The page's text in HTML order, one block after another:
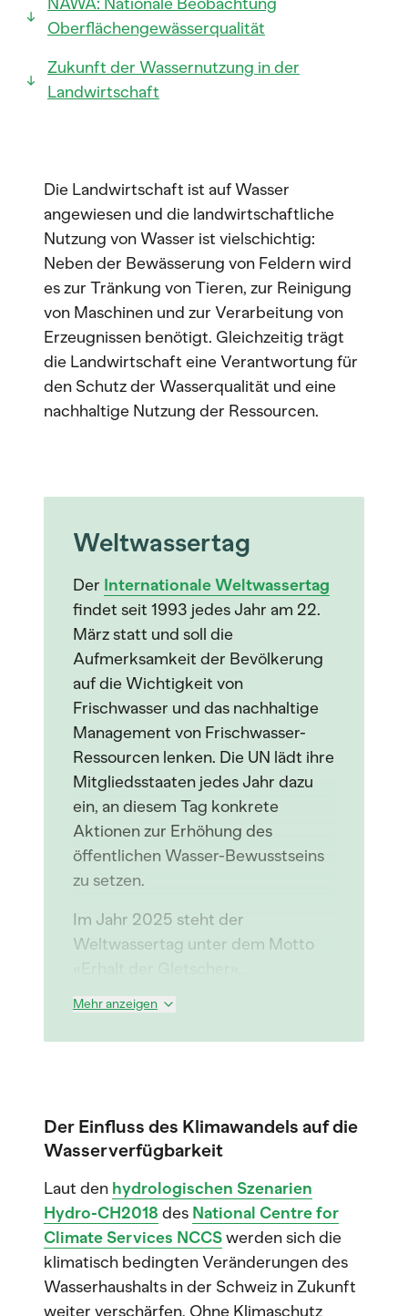
Oberflächengewässerqualität
Zukunft der Wassernutzung in der
Landwirtschaft
Die Landwirtschaft ist auf Wasser
angewiesen und die landwirtschaftliche
Nutzung von Wasser ist vielschichtig:
Neben der Bewässerung von Feldern wird
es zur Tränkung von Tieren, zur Reinigung
von Maschinen und zur Verarbeitung von
Erzeugnissen benötigt. Gleichzeitig trägt
die Landwirtschaft eine Verantwortung für
den Schutz der Wasserqualität und eine
nachhaltige Nutzung der Ressourcen.
Weltwassertag
Der Internationale Weltwassertag
findet seit 1993 jedes Jahr am 22.
März statt und soll die
Aufmerksamkeit der Bevölkerung
auf die Wichtigkeit von
Frischwasser und das nachhaltige
Management von Frischwasser-
Ressourcen lenken. Die UN lädt ihre
Mitgliedsstaaten jedes Jahr dazu
ein, an diesem Tag konkrete
Aktionen zur Erhöhung des
öffentlichen Wasser-Bewusstseins
zu setzen.
Im Jahr 2025 steht der
Weltwassertag unter dem Motto
Mehr anzeigen
Der Einfluss des Klimawandels auf die
Wasserverfügbarkeit
Laut den hydrologischen Szenarien
Hydro-CH2018 des National Centre for
Climate Services NCCSwerden sich die
klimatisch bedingten Veränderungen des
Wasserhaushalts in der Schweiz in Zukunft
weiter verschärfen. Ohne Klimaschutz